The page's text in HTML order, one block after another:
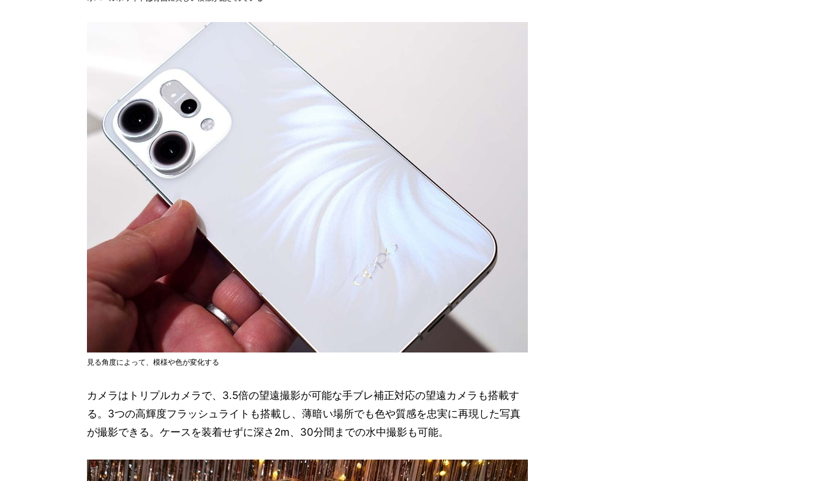
見る角度によって、模様や色が変化する
カメラはトリプルカメラで、3.5倍の望遠撮影が可能な手ブレ補正対応の望遠カメラも搭載す
る。3つの高輝度フラッシュライトも搭載し、薄暗い場所でも色や質感を忠実に再現した写真
が撮影できる。ケースを装着せずに深さ2m、30分間までの水中撮影も可能。